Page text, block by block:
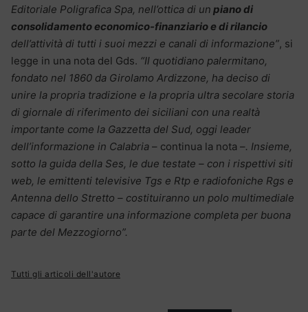
Editoriale Poligrafica Spa, nell’ottica di un piano di
consolidamento economico-finanziario e di rilancio
dell’attività di tutti i suoi mezzi e canali di informazione”, si
legge in una nota del Gds. “Il quotidiano palermitano,
fondato nel 1860 da Girolamo Ardizzone, ha deciso di
unire la propria tradizione e la propria ultra secolare storia
di giornale di riferimento dei siciliani con una realtà
importante come la Gazzetta del Sud, oggi leader
dell’informazione in Calabria – continua la nota –. Insieme,
sotto la guida della Ses, le due testate – con i rispettivi siti
web, le emittenti televisive Tgs e Rtp e radiofoniche Rgs e
Antenna dello Stretto – costituiranno un polo multimediale
capace di garantire una informazione completa per buona
parte del Mezzogiorno”.
Tutti gli articoli dell'autore